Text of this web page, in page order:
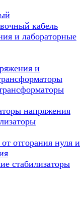
кабель
и лабораторные
и
напряжения
отгорания нуля и
стабилизаторы